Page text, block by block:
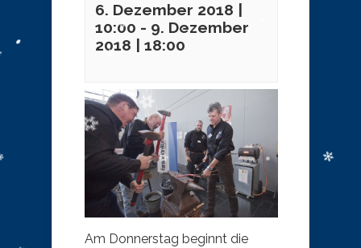
6. Dezember 2018 |
10:00 - 9. Dezember
2018 | 18:00
​Am Donnerstag beginnt die